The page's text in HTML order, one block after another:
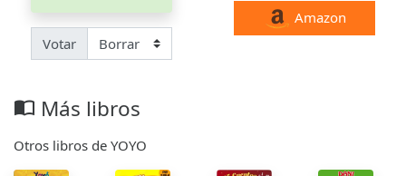
Votar
Amazon
import_contacts Más libros
Otros libros de YOYO